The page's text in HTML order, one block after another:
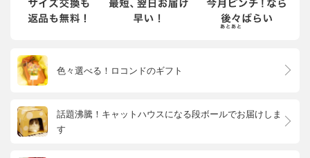
色々選べる！ロコンドのギフト
話題沸騰！キャットハウスになる段ボールでお届けしま
す